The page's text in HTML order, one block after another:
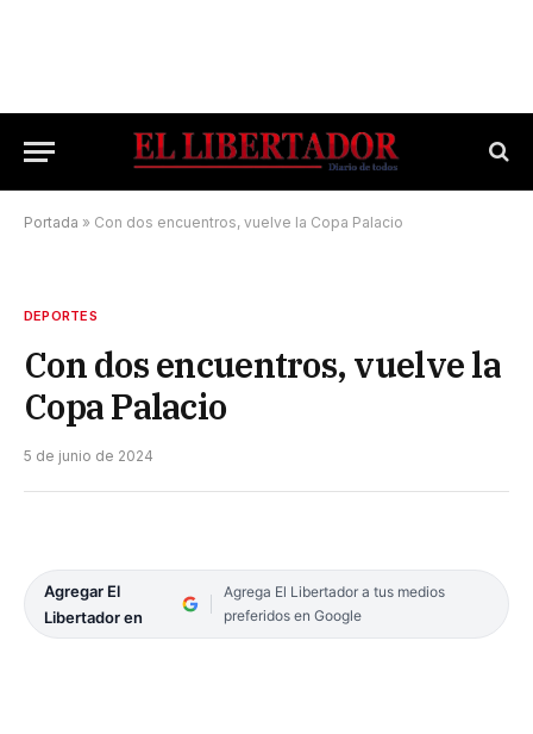
Portada » Con dos encuentros, vuelve la Copa Palacio
DEPORTES
Con dos encuentros, vuelve la
Copa Palacio
5 de junio de 2024
Agregar El
Libertador en
Agrega El Libertador a tus medios
preferidos en Google